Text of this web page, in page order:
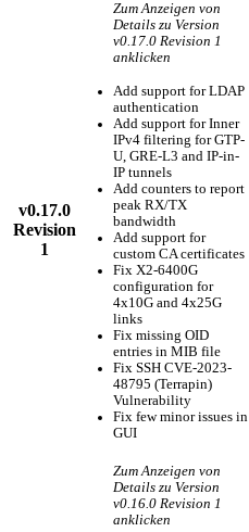
v0.17.0
Revision
1
Zum Anzeigen von
Details zu Version
v0.17.0 Revision 1
anklicken
Add support for LDAP
authentication
Add support for Inner
IPv4 filtering for GTP-
U, GRE-L3 and IP-in-
IP tunnels
Add counters to report
peak RX/TX
bandwidth
Add support for
custom CA certificates
Fix X2-6400G
configuration for
4x10G and 4x25G
links
Fix missing OID
entries in MIB file
Fix SSH CVE-2023-
48795 (Terrapin)
Vulnerability
Fix few minor issues in
GUI
Zum Anzeigen von
Details zu Version
v0.16.0 Revision 1
anklicken